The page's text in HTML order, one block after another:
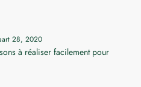
28, 2020
à réaliser facilement pour